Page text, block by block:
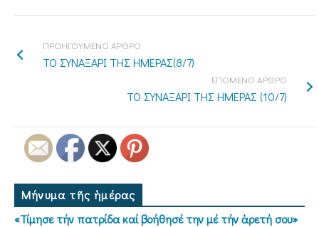
ΠΡΟΗΓΟΥΜΕΝΟ ΑΡΘΡΟ
ΤΟ ΣΥΝΑΞΑΡΙ ΤΗΣ ΗΜΕΡΑΣ(8/7)
ΕΠΟΜΕΝΟ ΑΡΘΡΟ
ΤΟ ΣΥΝΑΞΑΡΙ ΤΗΣ ΗΜΕΡΑΣ (10/7)
Μήνυμα τῆς ἡμέρας
«Τίμησε τήν πατρίδα καί βοήθησέ την μέ τήν ἀρετή σου»